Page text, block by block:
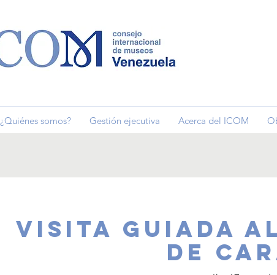
¿Quiénes somos? Gestión ejecutiva Acerca del ICOM
Visita guiada
de